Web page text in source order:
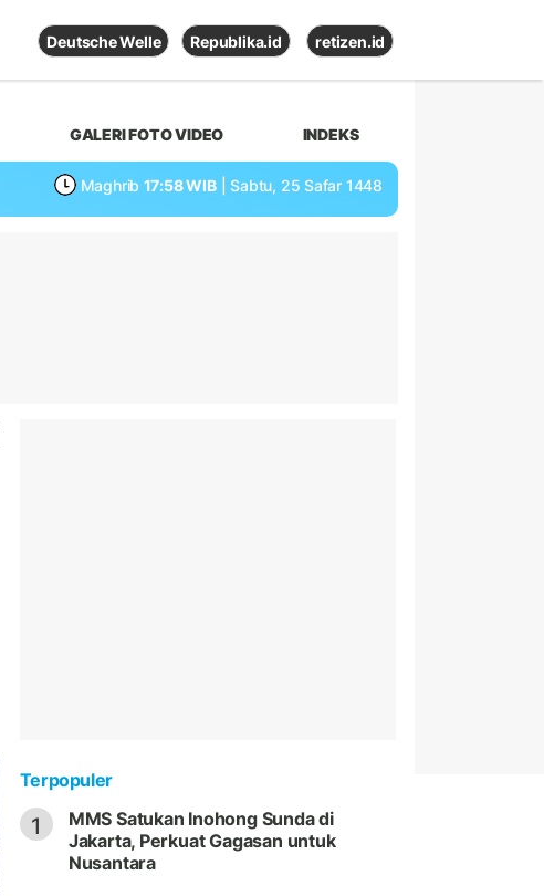
Deutsche Welle Republika.id retizen.id
GALERI FOTO VIDEO INDEKS
Maghrib 17:58 WIB | Sabtu, 25 Safar 1448
Terpopuler
1
MMS Satukan Inohong Sunda di
Jakarta, Perkuat Gagasan untuk
Nusantara